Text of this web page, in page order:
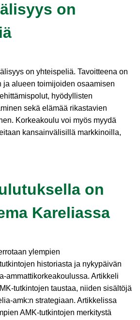
on
on yhteispeliä. Tavoitteena on
ja alueen toimijoiden osaamisen
hyödyllisten
sekä elämää rikastavien
Korkeakoulu voi myös myydä
kansainvälisillä markkinoilla,
on
Kareliassa
ylempien
historiasta ja nykypäivän
ammattikorkeakoulussa. Artikkeli
tutkintojen taustaa, niiden sisältöjä
amk:n strategiaan. Artikkelissa
AMK-tutkintojen merkitystä